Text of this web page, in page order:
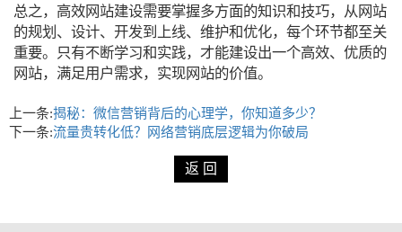
总之，高效网站建设需要掌握多方面的知识和技巧，从网站
的规划、设计、开发到上线、维护和优化，每个环节都至关
重要。只有不断学习和实践，才能建设出一个高效、优质的
网站，满足用户需求，实现网站的价值。
上一条:揭秘：微信营销背后的心理学，你知道多少？
下一条:流量贵转化低？网络营销底层逻辑为你破局